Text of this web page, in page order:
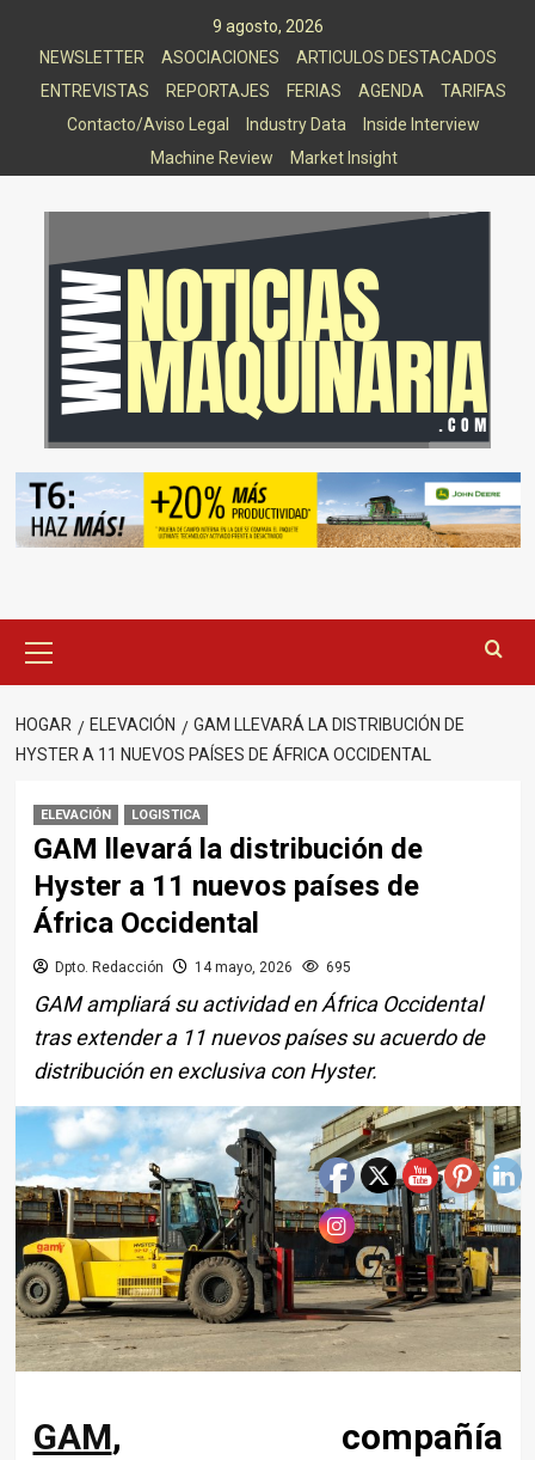
9 agosto, 2026
NEWSLETTER
ASOCIACIONES
ARTICULOS DESTACADOS
ENTREVISTAS
REPORTAJES FERIAS AGENDA
TARIFAS
Contacto/Aviso Legal
Industry Data
Inside Interview
Machine Review
Market Insight
principal
HOGAR ELEVACIÓN
GAM LLEVARÁ LA DISTRIBUCIÓN DE
HYSTER A 11 NUEVOS PAÍSES DE ÁFRICA OCCIDENTAL
ELEVACIÓN LOGISTICA
GAM llevará la distribución de
Hyster a 11 nuevos países de
África Occidental
Dpto. Redacción 14 mayo, 2026 695
GAM ampliará su actividad en África Occidental
tras extender a 11 nuevos países su acuerdo de
distribución en exclusiva con Hyster.
GAM, compañía